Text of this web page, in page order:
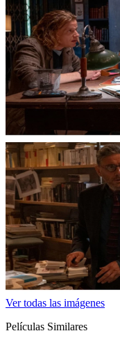
Ver todas las imágenes
Películas Similares